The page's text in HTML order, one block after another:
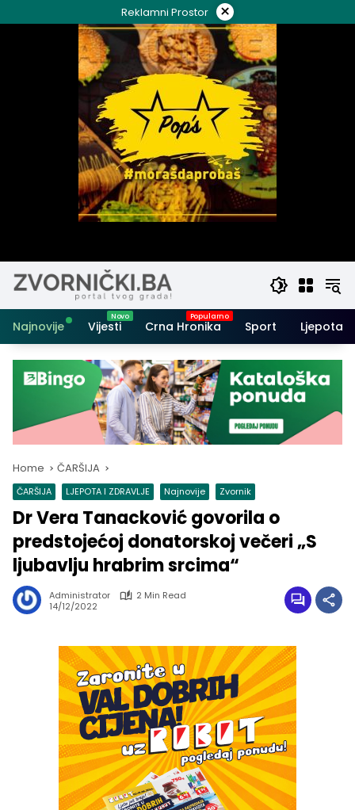
to
Reklamni Prostor ×
Najnovije Vijesti Crna Hronika Sport Ljepota i
Home ČARŠIJA
ČARŠIJA LJEPOTA I ZDRAVLJE Najnovije Zvornik
Dr Vera Tanacković govorila o
predstojećoj donatorskoj večeri „S
ljubavlju hrabrim srcima“
Administrator
2 Min Read
14/12/2022